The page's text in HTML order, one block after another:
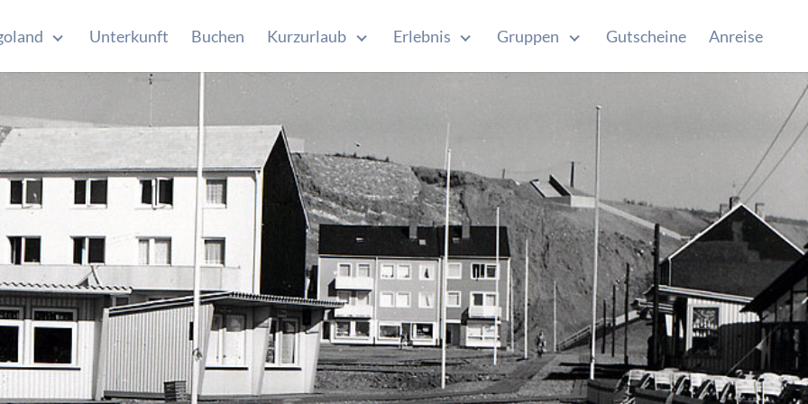
Submenu for "Helgoland"
Unterkunft Buchen Kurzurlaub
Submenu for "Kurzurlaub"
Erlebnis
Submenu for "Erlebnis"
Gruppen
Submenu for "Gruppen"
Gutscheine Anreise